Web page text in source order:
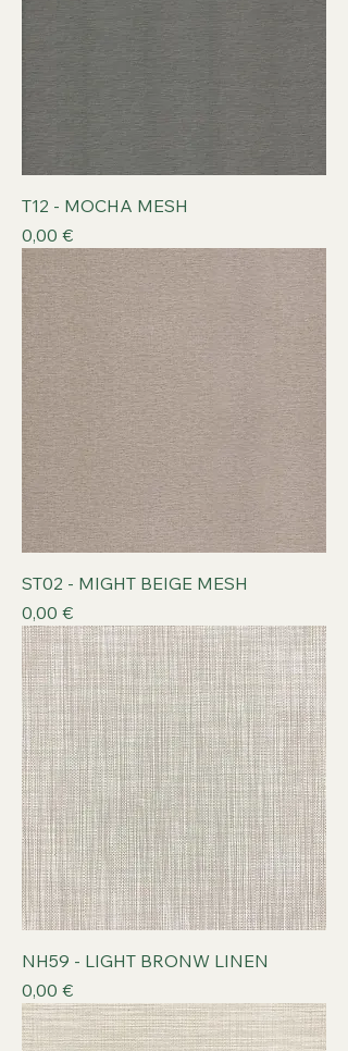
T12 - MOCHA MESH
Prix
0,00 €
ST02 - MIGHT BEIGE MESH
Prix
0,00 €
NH59 - LIGHT BRONW LINEN
Prix
0,00 €